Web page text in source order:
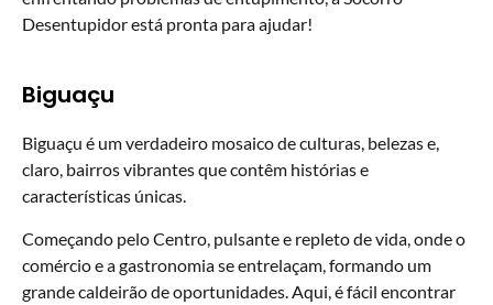
Desentupidor está pronta para ajudar!
Biguaçu
Biguaçu é um verdadeiro mosaico de culturas, belezas e,
claro, bairros vibrantes que contêm histórias e
características únicas.
Começando pelo Centro, pulsante e repleto de vida, onde o
comércio e a gastronomia se entrelaçam, formando um
grande caldeirão de oportunidades. Aqui, é fácil encontrar